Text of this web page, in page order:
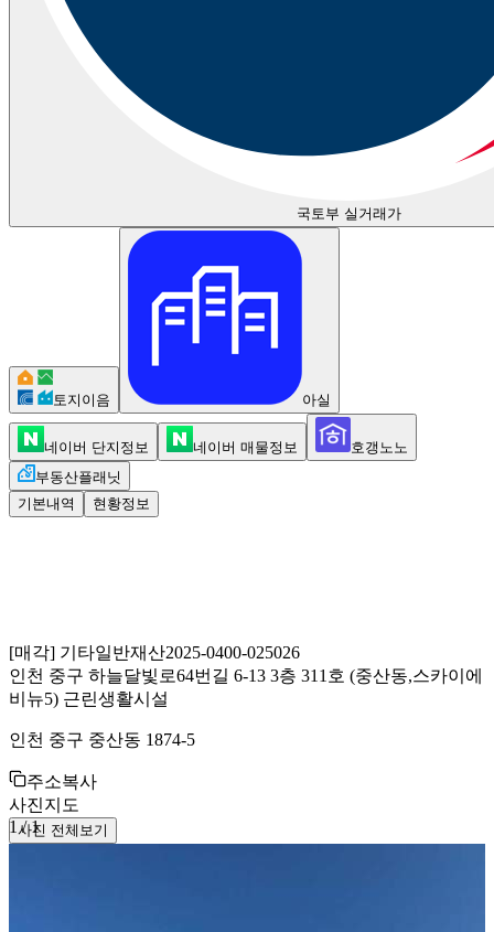
국토부 실거래가
토지이음 아실
네이버 단지정보 네이버 매물정보
호갱노노
부동산플래닛
기본내역
현황정보
[매각] 기타일반재산2025-0400-025026
인천 중구 하늘달빛로64번길 6-13 3층 311호 (중산동,스카이에
비뉴5) 근린생활시설
인천 중구 중산동 1874-5
주소복사
사진지도
1 /1
사진 전체보기